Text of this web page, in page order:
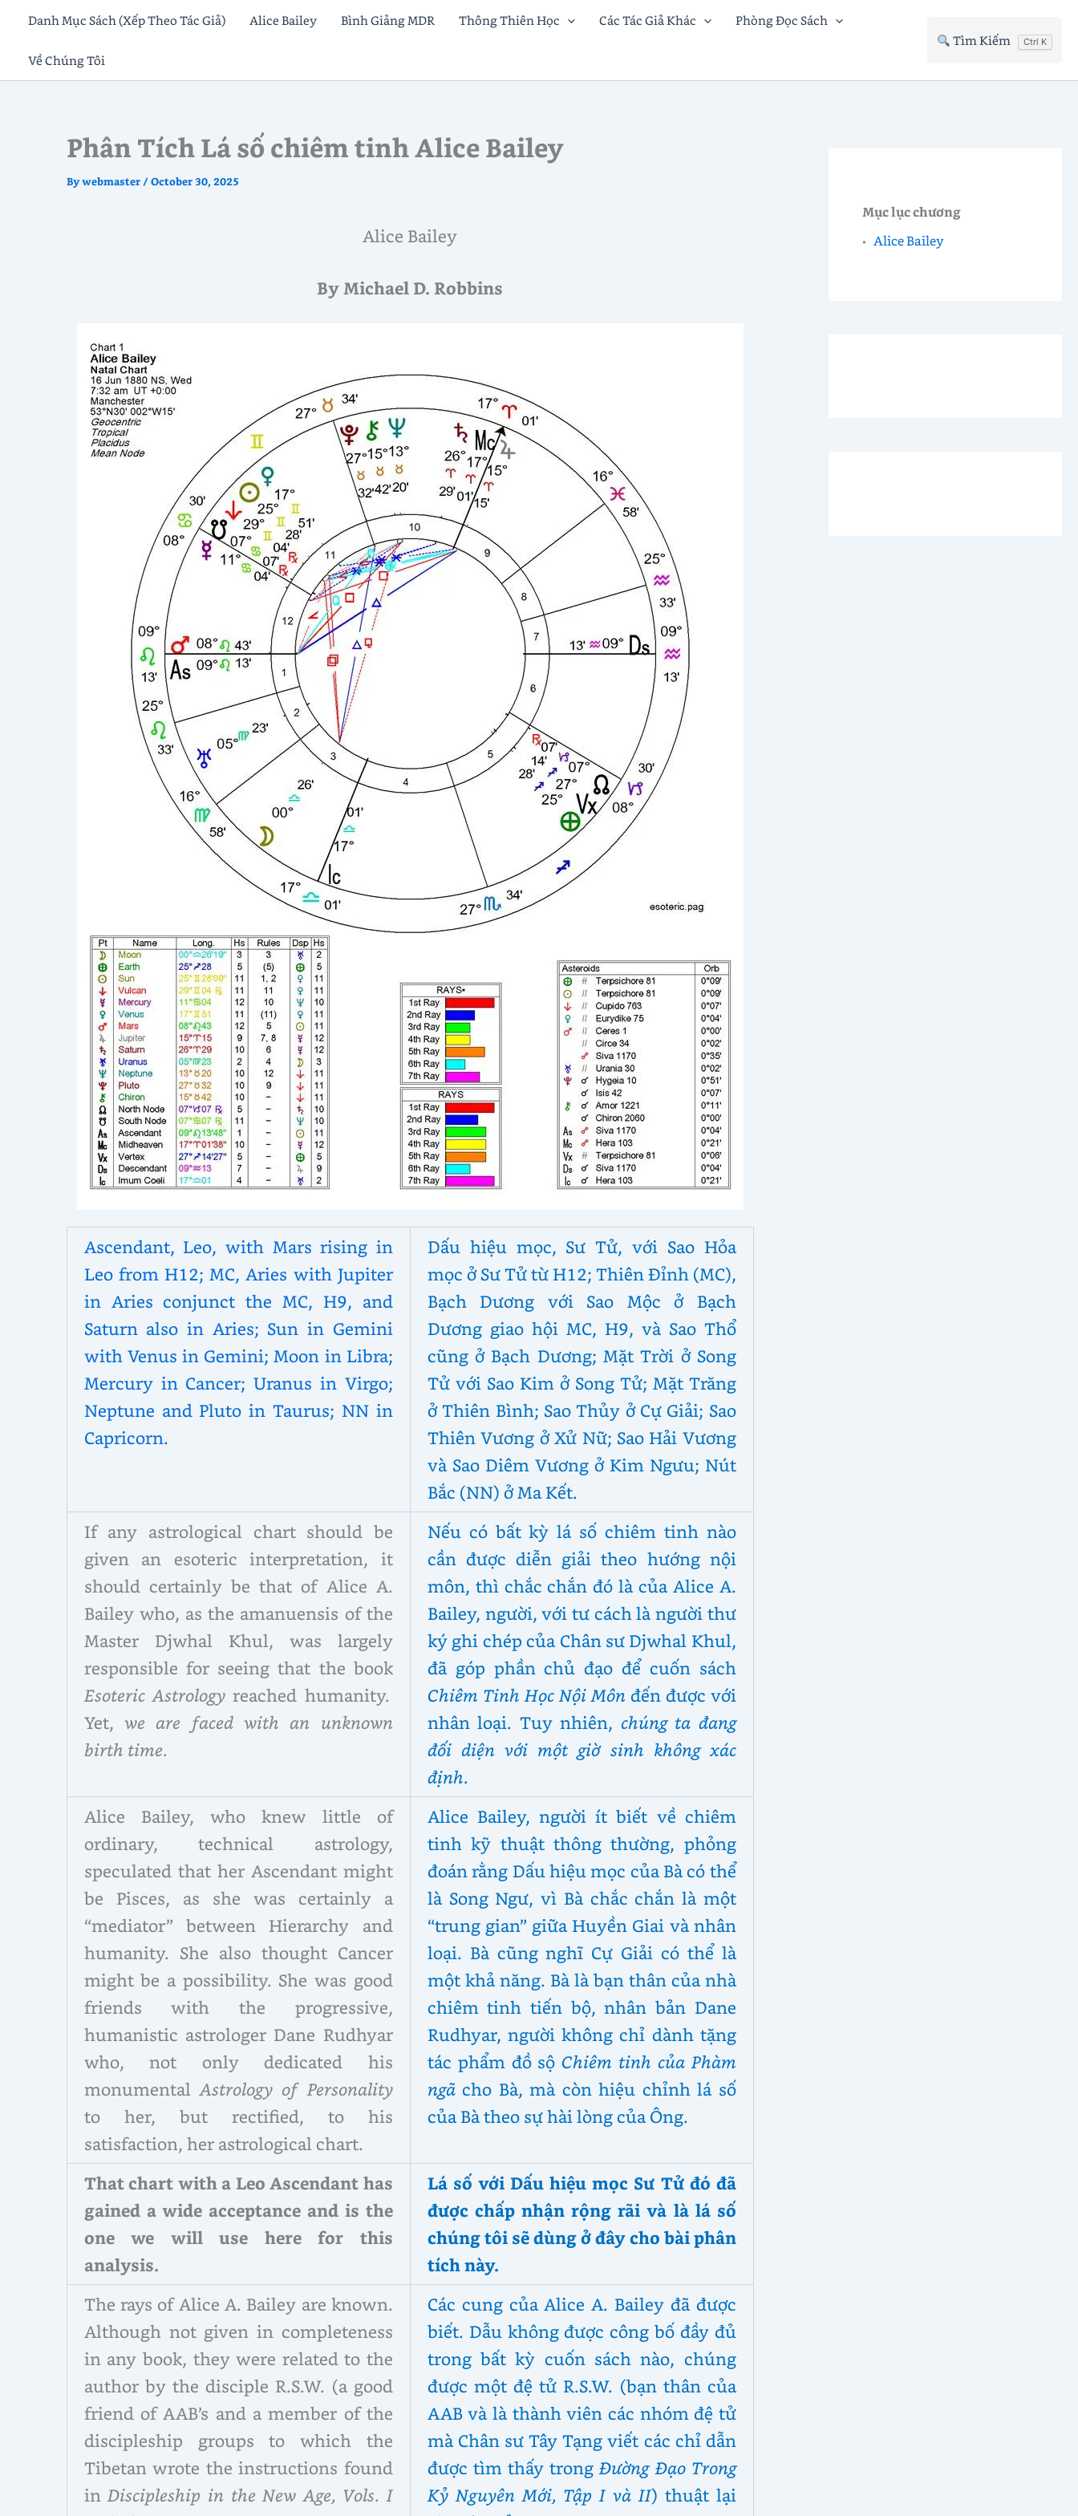
Skip
content
Danh Mục Sách (Xếp Theo Tác Giả) Alice Bailey Bình Giảng MDR Thông Thiên Học Các Tác Giả Khác Phòng Đọc Sách
Về Chúng Tôi
Tìm Kiếm Ctrl K
Phân Tích Lá số chiêm tinh Alice Bailey
Bywebmaster /October 30, 2025
Alice Bailey
By Michael D. Robbins
Ascendant, Leo, with Mars rising in
Leo from H12; MC, Aries with Jupiter
in Aries conjunct the MC, H9, and
Saturn also in Aries; Sun in Gemini
with Venus in Gemini; Moon in Libra;
Mercury in Cancer; Uranus in Virgo;
Neptune and Pluto in Taurus; NN in
Capricorn.
Dấu hiệu mọc, Sư Tử, với Sao Hỏa
mọc ở Sư Tử từ H12; Thiên Đỉnh (MC),
Bạch Dương với Sao Mộc ở Bạch
Dương giao hội MC, H9, và Sao Thổ
cũng ở Bạch Dương; Mặt Trời ở Song
Tử với Sao Kim ở Song Tử; Mặt Trăng
ở Thiên Bình; Sao Thủy ở Cự Giải; Sao
Thiên Vương ở Xử Nữ; Sao Hải Vương
và Sao Diêm Vương ở Kim Ngưu; Nút
Bắc (NN) ở Ma Kết.
If any astrological chart should be
given an esoteric interpretation, it
should certainly be that of Alice A.
Bailey who, as the amanuensis of the
Master Djwhal Khul, was largely
responsible for seeing that the book
Esoteric Astrologyreached humanity.
Yet, we are faced with an unknown
birth time.
Nếu có bất kỳ lá số chiêm tinh nào
cần được diễn giải theo hướng nội
môn, thì chắc chắn đó là của Alice A.
Bailey, người, với tư cách là người thư
ký ghi chép của Chân sư Djwhal Khul,
đã góp phần chủ đạo để cuốn sách
Chiêm Tinh Học Nội Mônđến được với
nhân loại. Tuy nhiên, chúng ta đang
đối diện với một giờ sinh không xác
định.
Alice Bailey, who knew little of
ordinary, technical astrology,
speculated that her Ascendant might
be Pisces, as she was certainly a
“mediator” between Hierarchy and
humanity. She also thought Cancer
might be a possibility. She was good
friends with the progressive,
humanistic astrologer Dane Rudhyar
who, not only dedicated his
monumentalAstrology of Personality
to her, but rectified, to his
satisfaction, her astrological chart.
Alice Bailey, người ít biết về chiêm
tinh kỹ thuật thông thường, phỏng
đoán rằng Dấu hiệu mọc của Bà có thể
là Song Ngư, vì Bà chắc chắn là một
“trung gian” giữa Huyền Giai và nhân
loại. Bà cũng nghĩ Cự Giải có thể là
một khả năng. Bà là bạn thân của nhà
chiêm tinh tiến bộ, nhân bản Dane
Rudhyar, người không chỉ dành tặng
tác phẩm đồ sộ Chiêm tinh của Phàm
ngãcho Bà, mà còn hiệu chỉnh lá số
của Bà theo sự hài lòng của Ông.
That chart with a Leo Ascendant has
gained a wide acceptance and is the
one we will use here for this
analysis.
Lá số với Dấu hiệu mọc Sư Tử đó đã
được chấp nhận rộng rãi và là lá số
chúng tôi sẽ dùng ở đây cho bài phân
tích này.
The rays of Alice A. Bailey are known.
Although not given in completeness
in any book, they were related to the
author by the disciple R.S.W. (a good
friend of AAB’s and a member of the
discipleship groups to which the
Tibetan wrote the instructions found
in Discipleship in the New Age, Vols. I
Các cung của Alice A. Bailey đã được
biết. Dẫu không được công bố đầy đủ
trong bất kỳ cuốn sách nào, chúng
được một đệ tử R.S.W. (bạn thân của
AAB và là thành viên các nhóm đệ tử
mà Chân sư Tây Tạng viết các chỉ dẫn
được tìm thấy trongĐường Đạo Trong
Kỷ Nguyên Mới, Tập I và II) thuật lại
Mục lục chương
Alice Bailey